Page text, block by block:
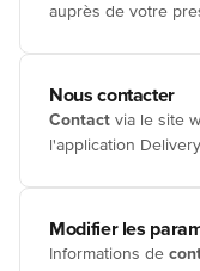
auprès de votre
Nous contacter
Contact via le site
l'application
Modifier les
Informations de